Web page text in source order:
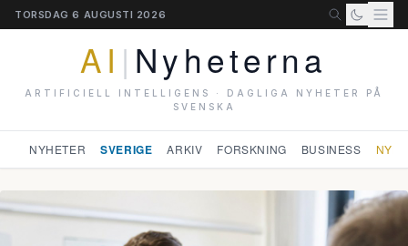
TORSDAG 6 AUGUSTI 2026
AI | Nyheterna
ARTIFICIELL INTELLIGENS · DAGLIGA NYHETER PÅ
SVENSKA
NYHETER SVERIGE ARKIV FORSKNING BUSINESS